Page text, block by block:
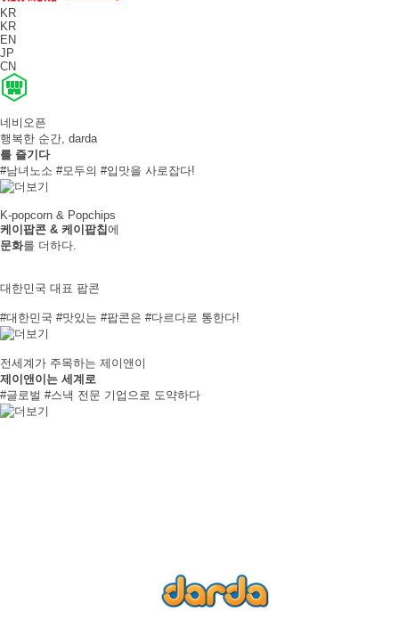
KR
KR
EN
JP
CN
네비오픈
행복한 순간, darda
를 즐기다
#남녀노소 #모두의 #입맛을 사로잡다!
K-popcorn & Popchips
케이팝콘 & 케이팝칩 에
문화를 더하다.
대한민국 대표 팝콘
#대한민국 #맛있는 #팝콘은 #다르다로 통한다!
전세계가 주목하는 제이앤이
제이앤이 는 세계로
#글로벌 #스낵 전문 기업으로 도약하다